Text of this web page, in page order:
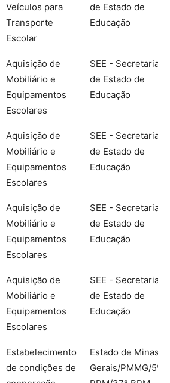
Veículos para
Transporte
Escolar
de Estado de
Educação
Aquisição de
Mobiliário e
Equipamentos
Escolares
SEE - Secretaria
de Estado de
Educação
Aquisição de
Mobiliário e
Equipamentos
Escolares
SEE - Secretaria
de Estado de
Educação
Aquisição de
Mobiliário e
Equipamentos
Escolares
SEE - Secretaria
de Estado de
Educação
Aquisição de
Mobiliário e
Equipamentos
Escolares
SEE - Secretaria
de Estado de
Educação
Estabelecimento
de condições de
Estado de Minas
Gerais/PMMG/5ª